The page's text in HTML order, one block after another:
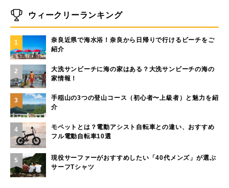
ウィークリーランキング
1
奈良近県で海水浴！奈良から日帰りで行けるビーチをご
紹介
2
大洗サンビーチに海の家はある？大洗サンビーチの海の
家情報！
3
手稲山の3つの登山コース（初心者〜上級者）と魅力を紹
介
4
モペットとは？電動アシスト自転車との違い、おすすめ
フル電動自転車10選
5
現役サーファーがおすすめしたい「40代メンズ」が選ぶ
サーフTシャツ